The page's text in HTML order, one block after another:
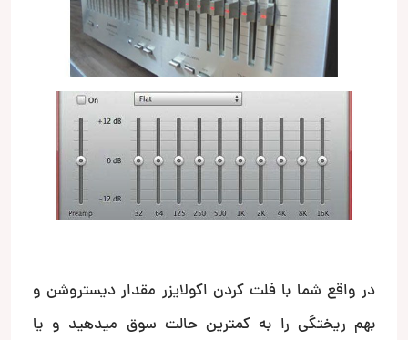
در واقع شما با فلت کردن اکولایزر مقدار دیستروشن و
بهم ریختگی را به کمترین حالت سوق میدهید و یا